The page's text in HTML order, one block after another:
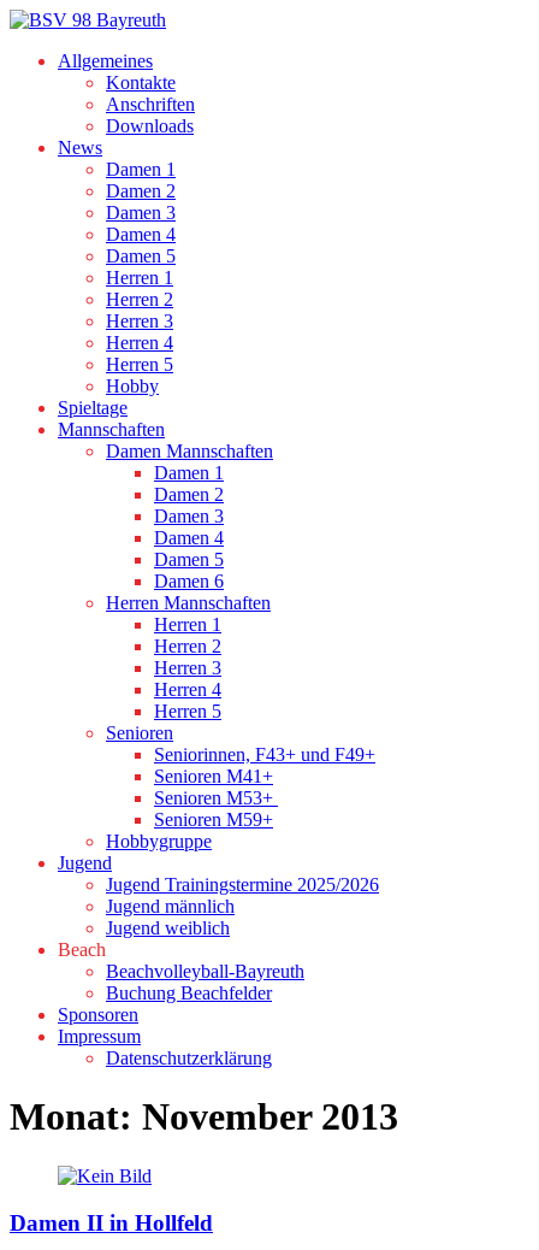
Allgemeines
Kontakte
Anschriften
Downloads
News
Damen 1
Damen 2
Damen 3
Damen 4
Damen 5
Herren 1
Herren 2
Herren 3
Herren 4
Herren 5
Hobby
Spieltage
Mannschaften
Damen Mannschaften
Damen 1
Damen 2
Damen 3
Damen 4
Damen 5
Damen 6
Herren Mannschaften
Herren 1
Herren 2
Herren 3
Herren 4
Herren 5
Senioren
Seniorinnen, F43+ und F49+
Senioren M41+
Senioren M53+
Senioren M59+
Hobbygruppe
Jugend
Jugend Trainingstermine 2025/2026
Jugend männlich
Jugend weiblich
Beach
Beachvolleyball-Bayreuth
Buchung Beachfelder
Sponsoren
Impressum
Datenschutzerklärung
Monat: November 2013
Damen II in Hollfeld